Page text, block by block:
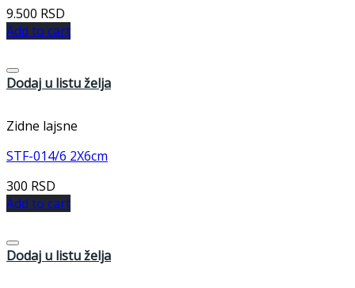
9.500 RSD
Add to cart
Dodaj u listu želja
Zidne lajsne
STF-014/6 2X6cm
300 RSD
Add to cart
Dodaj u listu želja